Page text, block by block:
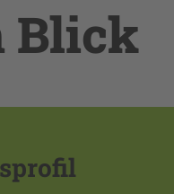
Blick